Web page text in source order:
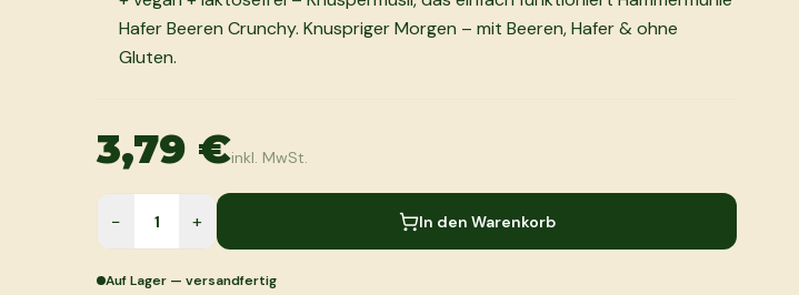
Hafer Beeren Crunchy. Knuspriger Morgen – mit Beeren, Hafer & ohne
Gluten.
3,79 €inkl. MwSt.
− + In den Warenkorb
Auf Lager — versandfertig